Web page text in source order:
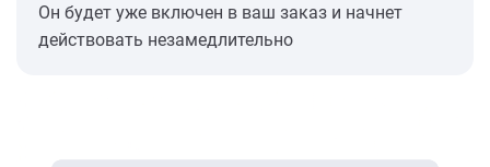
Он будет уже включен в ваш заказ и начнет
действовать незамедлительно